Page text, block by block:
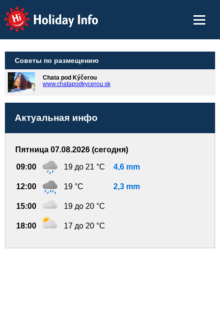
Holiday Info
Советы по размещению
Chata pod Kýčerou
www.chatapodkycerou.sk
Актуальная инфо
Пятница 07.08.2026 (сегодня)
09:00 19 до 21 °C 4,6 mm
12:00 19 °C 2,3 mm
15:00 19 до 20 °C
18:00 17 до 20 °C